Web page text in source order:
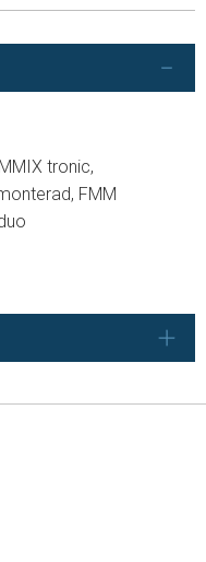
tronic,
FMM